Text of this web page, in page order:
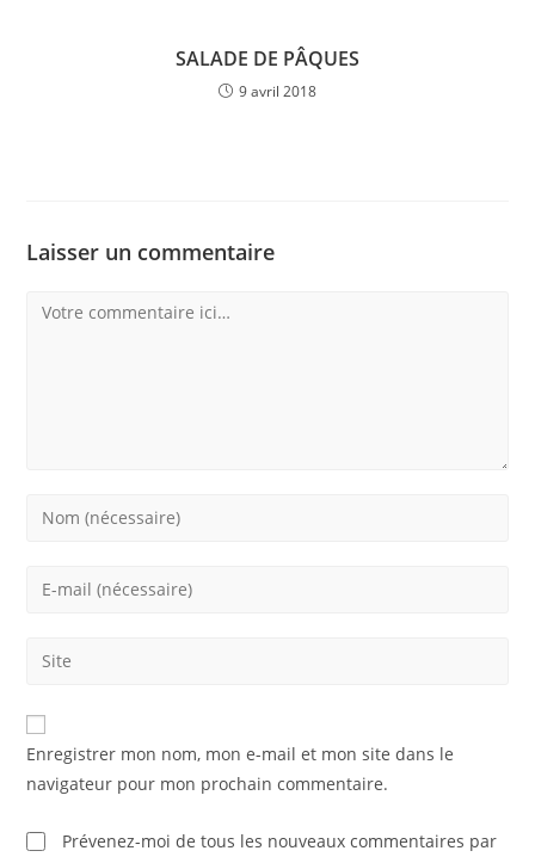
SALADE DE PÂQUES
9 avril 2018
Laisser un commentaire
Comment
Enter
Enter
address
comment
Saisir
de
votre
(facultatif)
Enregistrer mon nom, mon e-mail et mon site dans le
navigateur pour mon prochain commentaire.
Prévenez-moi de tous les nouveaux commentaires par